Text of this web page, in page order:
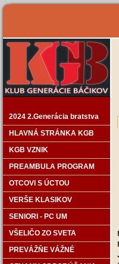
2024 2.Generácia bratstva
HLAVNÁ STRÁNKA KGB
KGB VZNIK
PREAMBULA PROGRAM
OTCOVI S ÚCTOU
VERŠE KLASIKOV
SENIORI - PC UM
VŠELIČO ZO SVETA
PREVÁŽŇE VÁŽNÉ